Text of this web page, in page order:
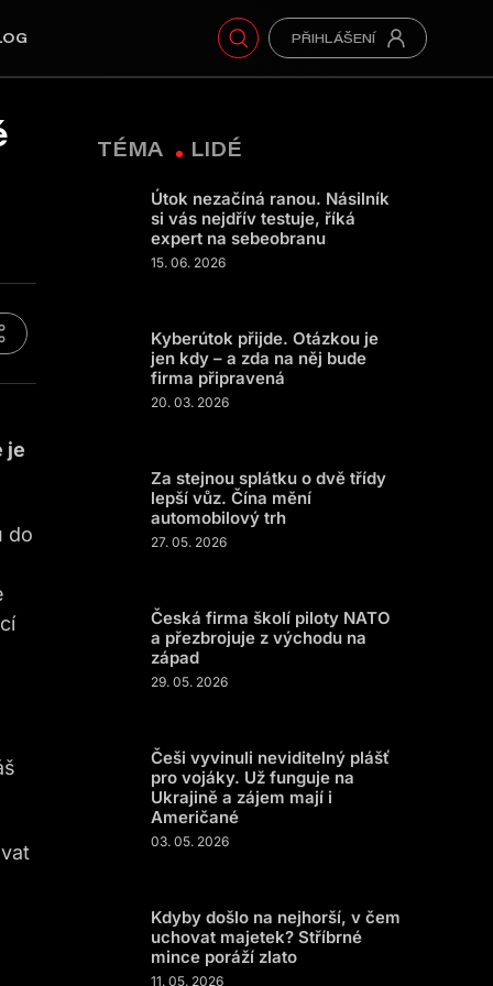
je
do
TÉMA LIDÉ
Útok nezačíná ranou. Násilník
si vás nejdřív testuje, říká
expert na sebeobranu
15. 06. 2026
Kyberútok přijde. Otázkou je
jen kdy – a zda na něj bude
firma připravená
20. 03. 2026
Za stejnou splátku o dvě třídy
lepší vůz. Čína mění
automobilový trh
27. 05. 2026
Česká firma školí piloty NATO
a přezbrojuje z východu na
západ
29. 05. 2026
Češi vyvinuli neviditelný plášť
pro vojáky. Už funguje na
Ukrajině a zájem mají i
Američané
03. 05. 2026
Kdyby došlo na nejhorší, v čem
uchovat majetek? Stříbrné
mince poráží zlato
11. 05. 2026